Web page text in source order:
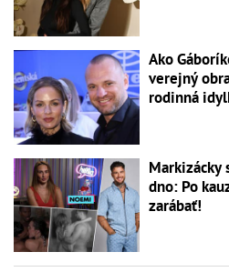
Ako
verejný
rodinná
Markizácky
dno: Po
zarábať!